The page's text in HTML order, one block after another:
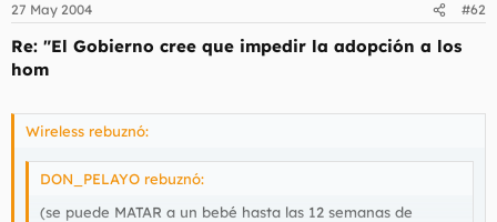
27 May 2004 #62
Re: "El Gobierno cree que impedir la adopción a los
hom
Wireless rebuznó:
DON_PELAYO rebuznó:
(se puede MATAR a un bebé hasta las 12 semanas de